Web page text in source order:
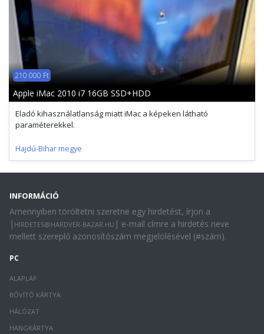
210 000 Ft
Apple iMac 2010 i7 16GB SSD+HDD
Eladó kihasználatlanság miatt iMac a képeken látható
paraméterekkel.
Hajdú-Bihar megye
INFORMÁCIÓ
Amennyiben töröltetni szeretne egy hirdetést, írjon a
| HIRDETES@HARDVER-BAZAR.HU | e-mail címre a hirdetés neve
mellett szereplő azonosítószám megjelölésével (#szám).
PC
ALAPLAP
BŐVÍTŐ KÁRTYA
HÁLÓZAT
HANGKÁRTYA